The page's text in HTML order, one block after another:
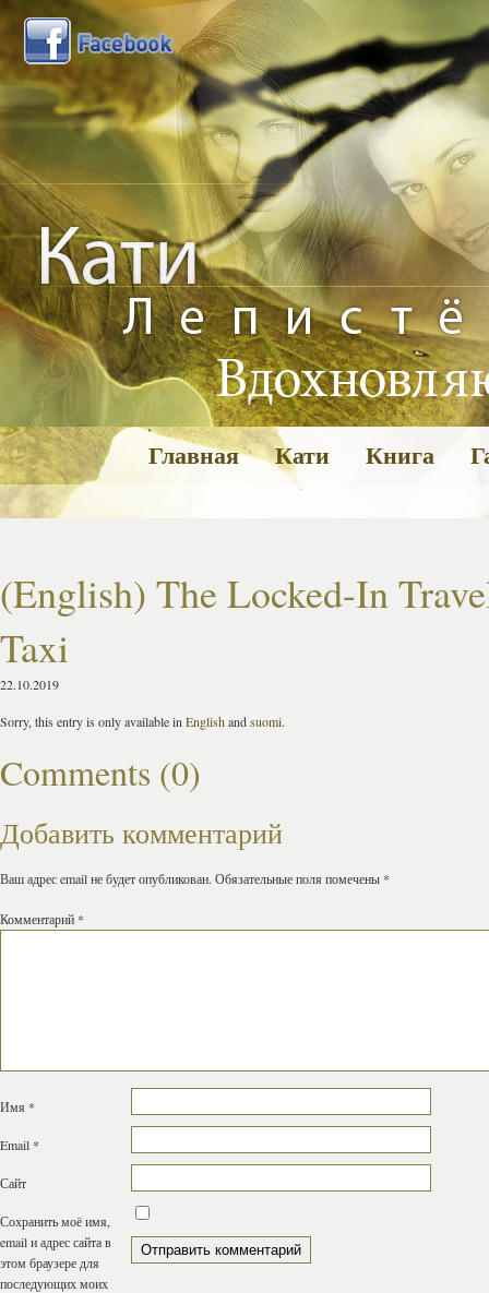
Главная Кати Книга
(English) The Locked-In
Taxi
22.10.2019
Sorry, this entry is only available in Englishandsuomi.
Comments (0)
Добавить комментарий
Ваш адрес email не будет опубликован. Обязательные поля помечены *
Комментарий *
Имя *
Email *
Сайт
Сохранить моё имя,
email и адрес сайта в
этом браузере для
последующих моих